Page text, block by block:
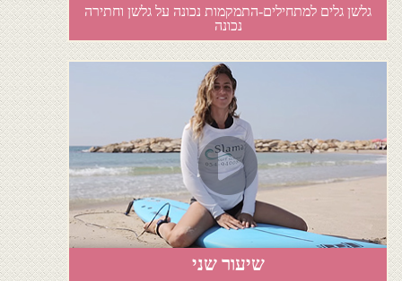
גלשן גלים למתחילים-התמקמות נכונה על גלשן וחתירה
נכונה
שיעור שני